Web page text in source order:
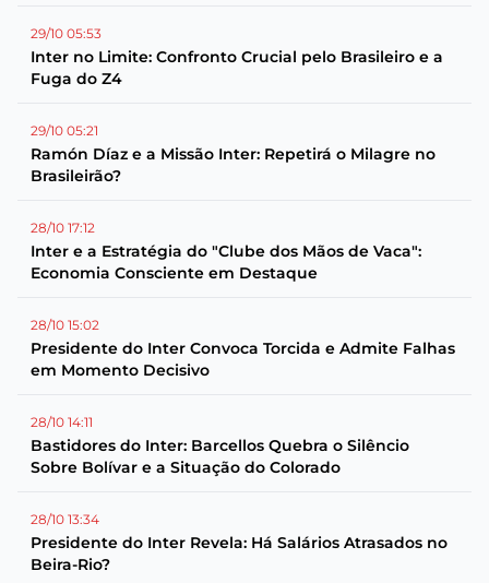
29/10 05:53
Inter no Limite: Confronto Crucial pelo Brasileiro e a
Fuga do Z4
29/10 05:21
Ramón Díaz e a Missão Inter: Repetirá o Milagre no
Brasileirão?
28/10 17:12
Inter e a Estratégia do "Clube dos Mãos de Vaca":
Economia Consciente em Destaque
28/10 15:02
Presidente do Inter Convoca Torcida e Admite Falhas
em Momento Decisivo
28/10 14:11
Bastidores do Inter: Barcellos Quebra o Silêncio
Sobre Bolívar e a Situação do Colorado
28/10 13:34
Presidente do Inter Revela: Há Salários Atrasados no
Beira-Rio?